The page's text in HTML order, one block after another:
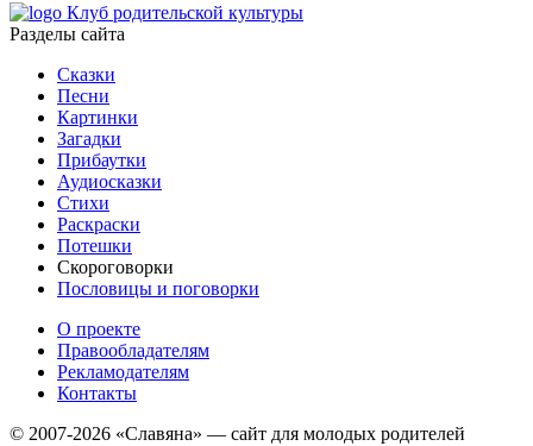
Клуб родительской культуры
Разделы сайта
Сказки
Песни
Картинки
Загадки
Прибаутки
Аудиосказки
Стихи
Раскраски
Потешки
Скороговорки
Пословицы и поговорки
О проекте
Правообладателям
Рекламодателям
Контакты
© 2007-2026 «Славяна» — сайт для молодых родителей